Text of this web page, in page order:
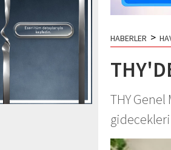
HABERLER >
THY